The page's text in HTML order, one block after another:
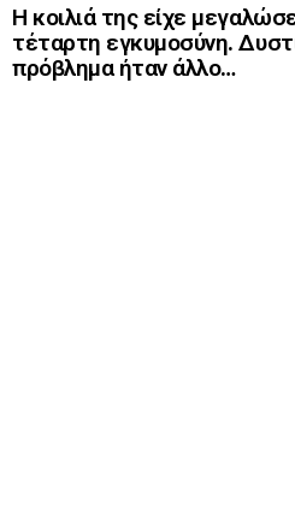
Η κοιλιά της είχε
τέταρτη εγκυμοσύνη.
πρόβλημα ήταν άλλο…